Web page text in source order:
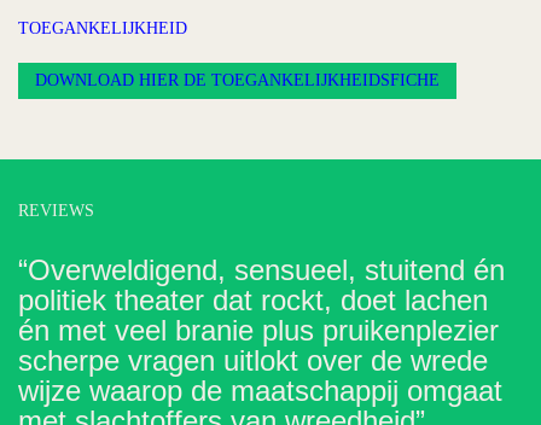
TOEGANKELIJKHEID
DOWNLOAD HIER DE TOEGANKELIJKHEIDSFICHE
REVIEWS
“Overweldigend, sensueel, stuitend én
politiek theater dat rockt, doet lachen
én met veel branie plus pruikenplezier
scherpe vragen uitlokt over de wrede
wijze waarop de maatschappij omgaat